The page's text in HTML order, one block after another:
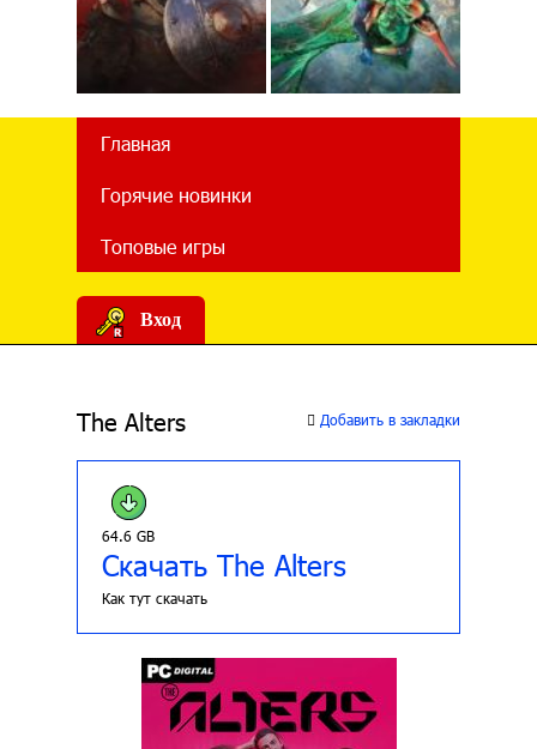
Главная
Горячие новинки
Топовые игры
Вход
The Alters Добавить в закладки
64.6 GB
Скачать The Alters
Как тут скачать